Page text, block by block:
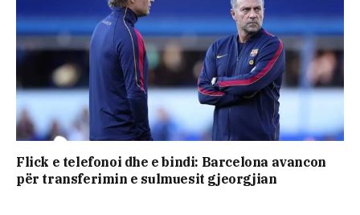
Flick e telefonoi dhe e bindi: Barcelona avancon
për transferimin e sulmuesit gjeorgjian